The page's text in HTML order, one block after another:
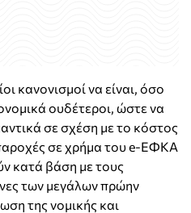
κανονισμοί να είναι, όσο
ουδέτεροι, ώστε να
σε σχέση με το κόστος
σε χρήμα του e-ΕΦΚΑ
κατά βάση με τους
των μεγάλων πρώην
της νομικής και